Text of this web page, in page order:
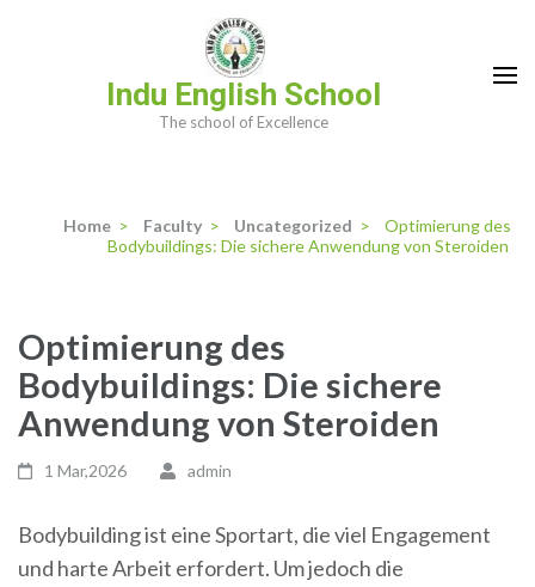
Indu English School
The school of Excellence
Home > Faculty > Uncategorized >
Optimierung des
Bodybuildings: Die sichere Anwendung von Steroiden
Optimierung des
Bodybuildings: Die sichere
Anwendung von Steroiden
1 Mar,2026 admin
Bodybuilding ist eine Sportart, die viel Engagement
und harte Arbeit erfordert. Um jedoch die